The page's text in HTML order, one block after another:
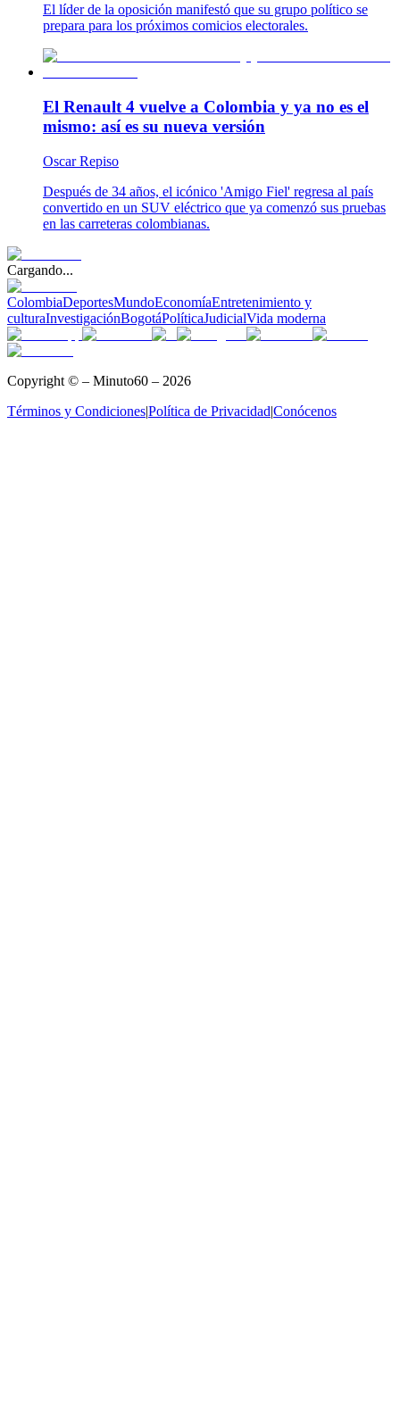
El líder de la oposición manifestó que su grupo político se
prepara para los próximos comicios electorales.
El Renault 4 vuelve a Colombia y ya no es el
mismo: así es su nueva versión
Oscar Repiso
Después de 34 años, el icónico 'Amigo Fiel' regresa al país
convertido en un SUV eléctrico que ya comenzó sus pruebas
en las carreteras colombianas.
Cargando...
ColombiaDeportesMundoEconomíaEntretenimiento y
culturaInvestigaciónBogotáPolíticaJudicialVida moderna
Copyright © – Minuto60 – 2026
Términos y Condiciones|Política de Privacidad|Conócenos